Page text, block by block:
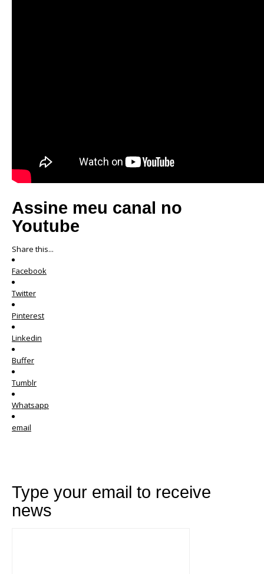
Assine meu canal no
Youtube
Share this...
Facebook
Twitter
Pinterest
Linkedin
Buffer
Tumblr
Whatsapp
email
Type your email to receive
news